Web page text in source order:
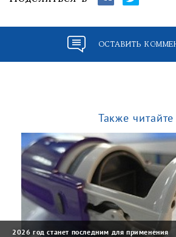
ОСТАВИТЬ
Также читайте
2026 год станет последним для применения